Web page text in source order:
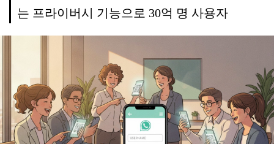
는 프라이버시 기능으로 30억 명 사용자